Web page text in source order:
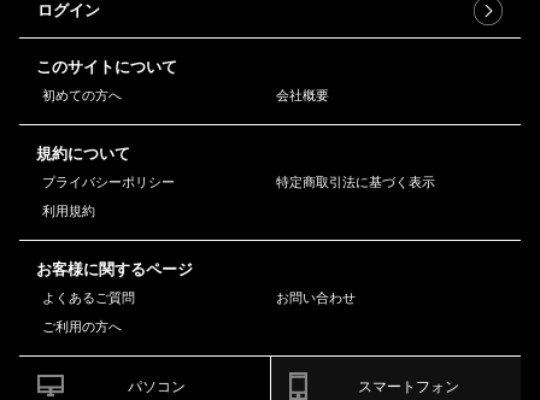
ログイン
このサイトについて
初めての方へ 会社概要
規約について
プライバシーポリシー
特定商取引法に基づく表示
利用規約
お客様に関するページ
よくあるご質問
お問い合わせ
ご利用の方へ
パソコン スマートフォン